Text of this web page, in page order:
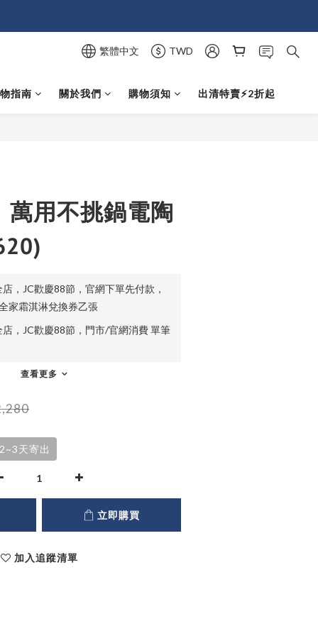
繁體中文 TWD
指南 關於我們 購物須知 出清特賣⚡️2折起
萬用不挑鍋電陶
，JC歡慶88節，官網下單先付款，
家霜淇淋兌換券乙張
，JC歡慶88節，門市/官網消費 單筆
查看更多
天寄出
立即購買
加入追蹤清單